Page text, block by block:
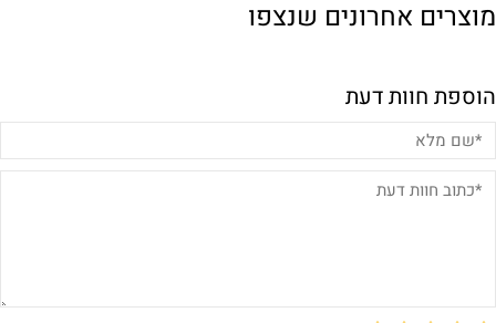
מוצרים אחרונים שנצפו
הוספת חוות דעת